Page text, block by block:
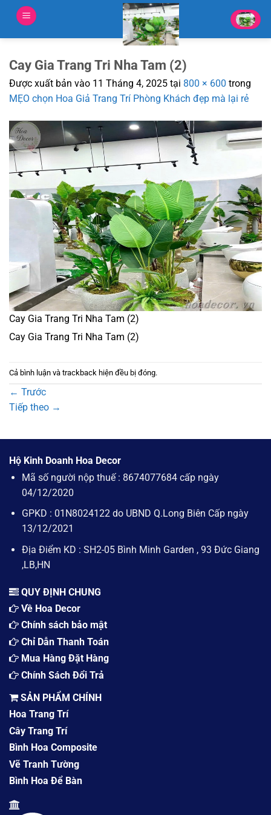
nội
Cay Gia Trang Tri Nha Tam (2)
Được xuất bản vào 11 Tháng 4, 2025 tại 800 × 600 trong
MẸO chọn Hoa Giả Trang Trí Phòng Khách đẹp mà lại rẻ
Cay Gia Trang Tri Nha Tam (2)
Cay Gia Trang Tri Nha Tam (2)
Cả bình luận và trackback hiện đều bị đóng.
← Trước
Tiếp theo →
Hộ Kinh Doanh Hoa Decor
Mã số người nộp thuế : 8674077684 cấp ngày
04/12/2020
GPKD : 01N8024122 do UBND Q.Long Biên Cấp ngày
13/12/2021
Địa Điểm KD : SH2-05 Bình Minh Garden , 93 Đức Giang
,LB,HN
QUY ĐỊNH CHUNG
Về Hoa Decor
Chính sách bảo mật
Chỉ Dẫn Thanh Toán
Mua Hàng Đặt Hàng
Chính Sách Đổi Trả
SẢN PHẨM CHÍNH
Hoa Trang Trí
Cây Trang Trí
Bình Hoa Composite
Vẽ Tranh Tường
Bình Hoa Để Bàn